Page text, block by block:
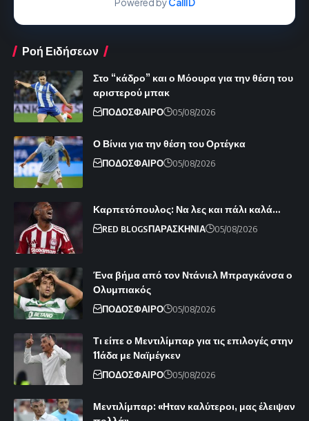
Powered byCallID
Ροή Ειδήσεων
Στο “κάδρο” και ο Μόουρα για την θέση του
αριστερού μπακ
ΠΟΔΟΣΦΑΙΡΟ 05/08/2026
Ο Βίνια για την θέση του Ορτέγκα
ΠΟΔΟΣΦΑΙΡΟ 05/08/2026
Καρπετόπουλος: Να λες και πάλι καλά…
RED BLOGSΠΑΡΑΣΚΗΝΙΑ 05/08/2026
Ένα βήμα από τον Ντάνιελ Μπραγκάνσα ο
Ολυμπιακός
ΠΟΔΟΣΦΑΙΡΟ 05/08/2026
Τι είπε ο Μεντιλίμπαρ για τις επιλογές στην
11άδα με Ναϊμέγκεν
ΠΟΔΟΣΦΑΙΡΟ 05/08/2026
Μεντιλίμπαρ: «Ηταν καλύτεροι, μας έλειψαν